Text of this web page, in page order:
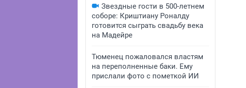
Звездные гости в 500-летнем
соборе: Криштиану Роналду
готовится сыграть свадьбу века
на Мадейре
Тюменец пожаловался властям
на переполненные баки. Ему
прислали фото с пометкой ИИ